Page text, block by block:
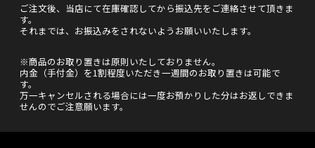
ご注文後、当店にて在庫確認してから振込先をご連絡させて頂きま
す。
それまでは、お振込みをされないようお願いいたします。
※商品のお取り置きは原則いたしておりません。
内金（手付金）を1割程度いただき一週間のお取り置きは可能で
す。
万一キャンセルされる場合には一度お預かりした分はお返しできま
せんのでご注意願います。